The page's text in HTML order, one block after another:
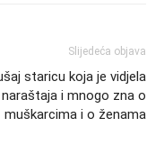
Slijedeća objava
staricu koja je vidjela
i mnogo zna o
muškarcima i o ženama